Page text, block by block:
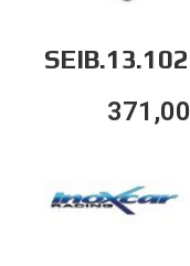
SEIB.13.102
371,00